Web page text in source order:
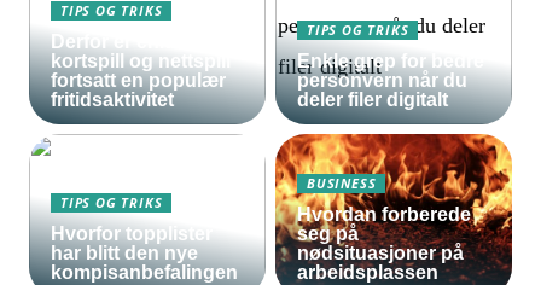
TIPS OG TRIKS
Derfor er enkle
kortspill og nettspill
fortsatt en populær
fritidsaktivitet
TIPS OG TRIKS
Enkle grep for bedre
personvern når du
deler filer digitalt
TIPS OG TRIKS
Hvorfor topplister
har blitt den nye
kompisanbefalingen
BUSINESS
Hvordan forberede
seg på
nødsituasjoner på
arbeidsplassen